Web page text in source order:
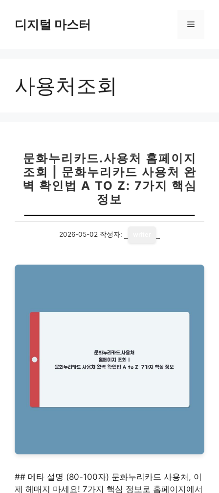
디지털 마스터 메
사용처조회
문화누리카드.사용처 홈페이지
조회 | 문화누리카드 사용처 완
벽 확인법 A TO Z: 7가지 핵심
정보
2026-05-02 작성자:
## 메타 설명 (80-100자) 문화누리카드 사용처, 이
제 헤매지 마세요! 7가지 핵심 정보로 홈페이지에서